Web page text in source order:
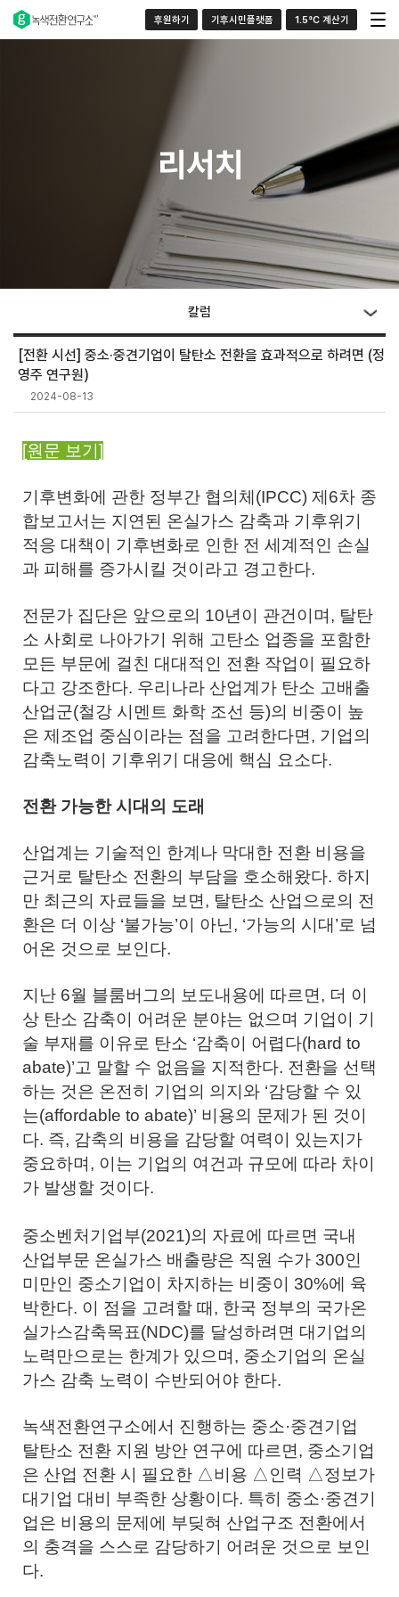
후원하기 기후시민플랫폼 1.5°C 계산기
리서치
칼럼
[전환 시선] 중소·중견기업이 탈탄소 전환을 효과적으로 하려면 (정
영주 연구원)
2024-08-13
[원문 보기]
기후변화에 관한 정부간 협의체(IPCC) 제6차 종
합보고서는 지연된 온실가스 감축과 기후위기
적응 대책이 기후변화로 인한 전 세계적인 손실
과 피해를 증가시킬 것이라고 경고한다.
전문가 집단은 앞으로의 10년이 관건이며, 탈탄
소 사회로 나아가기 위해 고탄소 업종을 포함한
모든 부문에 걸친 대대적인 전환 작업이 필요하
다고 강조한다. 우리나라 산업계가 탄소 고배출
산업군(철강 시멘트 화학 조선 등)의 비중이 높
은 제조업 중심이라는 점을 고려한다면, 기업의
감축노력이 기후위기 대응에 핵심 요소다.
전환 가능한 시대의 도래
산업계는 기술적인 한계나 막대한 전환 비용을
근거로 탈탄소 전환의 부담을 호소해왔다. 하지
만 최근의 자료들을 보면, 탈탄소 산업으로의 전
환은 더 이상 ‘불가능’이 아닌, ‘가능의 시대’로 넘
어온 것으로 보인다.
지난 6월 블룸버그의 보도내용에 따르면, 더 이
상 탄소 감축이 어려운 분야는 없으며 기업이 기
술 부재를 이유로 탄소 ‘감축이 어렵다(hard to
abate)’고 말할 수 없음을 지적한다. 전환을 선택
하는 것은 온전히 기업의 의지와 ‘감당할 수 있
는(affordable to abate)’ 비용의 문제가 된 것이
다. 즉, 감축의 비용을 감당할 여력이 있는지가
중요하며, 이는 기업의 여건과 규모에 따라 차이
가 발생할 것이다.
중소벤처기업부(2021)의 자료에 따르면 국내
산업부문 온실가스 배출량은 직원 수가 300인
미만인 중소기업이 차지하는 비중이 30%에 육
박한다. 이 점을 고려할 때, 한국 정부의 국가온
실가스감축목표(NDC)를 달성하려면 대기업의
노력만으로는 한계가 있으며, 중소기업의 온실
가스 감축 노력이 수반되어야 한다.
녹색전환연구소에서 진행하는 중소·중견기업
탈탄소 전환 지원 방안 연구에 따르면, 중소기업
은 산업 전환 시 필요한 △비용 △인력 △정보가
대기업 대비 부족한 상황이다. 특히 중소·중견기
업은 비용의 문제에 부딪혀 산업구조 전환에서
의 충격을 스스로 감당하기 어려운 것으로 보인
다.